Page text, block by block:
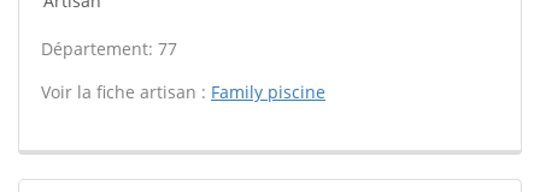
Département: 77
Voir la fiche artisan : Family piscine